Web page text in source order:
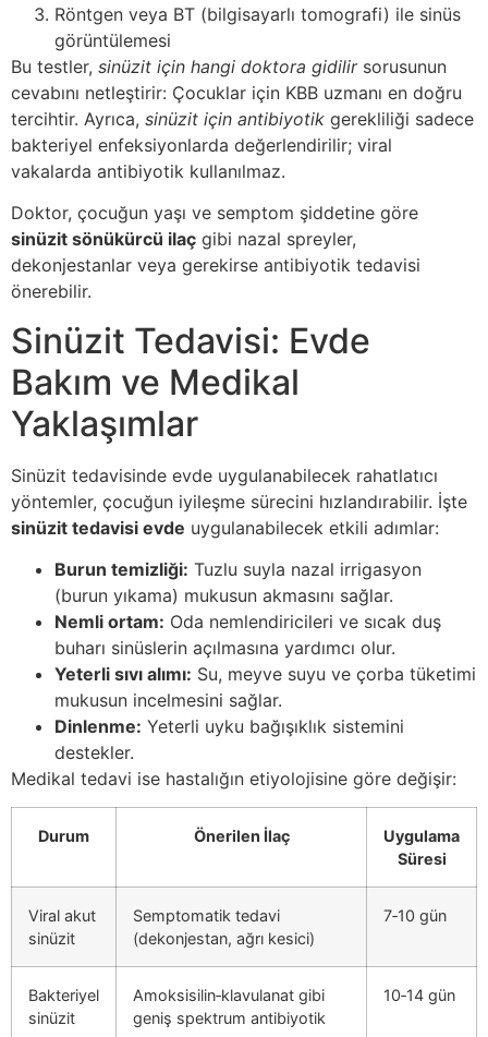
Röntgen veya BT (bilgisayarlı tomografi) ile sinüs
görüntülemesi
Bu testler, sinüzit için hangi doktora gidilirsorusunun
cevabını netleştirir: Çocuklar için KBB uzmanı en doğru
tercihtir. Ayrıca, sinüzit için antibiyotik gerekliliği sadece
bakteriyel enfeksiyonlarda değerlendirilir; viral
vakalarda antibiyotik kullanılmaz.
Doktor, çocuğun yaşı ve semptom şiddetine göre
sinüzit sönükürcü ilaç gibi nazal spreyler,
dekonjestanlar veya gerekirse antibiyotik tedavisi
önerebilir.
Sinüzit Tedavisi: Evde
Bakım ve Medikal
Yaklaşımlar
Sinüzit tedavisinde evde uygulanabilecek rahatlatıcı
yöntemler, çocuğun iyileşme sürecini hızlandırabilir. İşte
sinüzit tedavisi evde uygulanabilecek etkili adımlar:
Burun temizliği: Tuzlu suyla nazal irrigasyon
(burun yıkama) mukusun akmasını sağlar.
Nemli ortam: Oda nemlendiricileri ve sıcak duş
buharı sinüslerin açılmasına yardımcı olur.
Yeterli sıvı alımı: Su, meyve suyu ve çorba tüketimi
mukusun incelmesini sağlar.
Dinlenme: Yeterli uyku bağışıklık sistemini
destekler.
Medikal tedavi ise hastalığın etiyolojisine göre değişir:
Durum Önerilen İlaç
Uygulama
Süresi
Viral akut
sinüzit
Semptomatik tedavi
(dekonjestan, ağrı kesici)
7‑10 gün
Bakteriyel
sinüzit
Amoksisilin‑klavulanat gibi
geniş spektrum antibiyotik
10‑14 gün